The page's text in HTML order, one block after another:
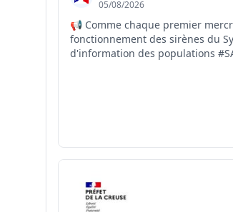
05/08/2026
📢 Comme chaque premier
fonctionnement des sirènes du
d'information des populations